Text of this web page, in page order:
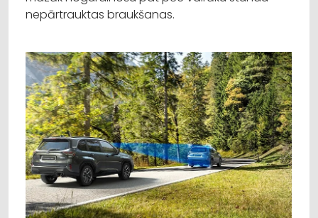
nepārtrauktas braukšanas.